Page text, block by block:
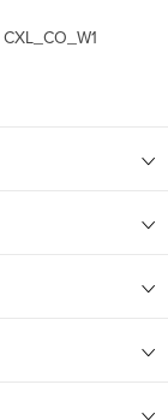
CXL_CO_W1